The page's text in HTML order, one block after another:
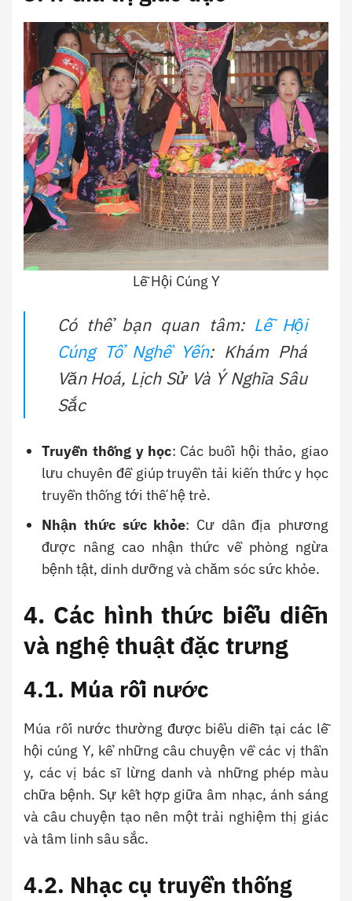
Lễ Hội Cúng Y
Có thể bạn quan tâm: Lễ Hội
Cúng Tổ Nghề Yến: Khám Phá
Văn Hoá, Lịch Sử Và Ý Nghĩa Sâu
Sắc
Truyền thống y học: Các buổi hội thảo, giao
lưu chuyên đề giúp truyền tải kiến thức y học
truyền thống tới thế hệ trẻ.
Nhận thức sức khỏe: Cư dân địa phương
được nâng cao nhận thức về phòng ngừa
bệnh tật, dinh dưỡng và chăm sóc sức khỏe.
4. Các hình thức biểu diễn
và nghệ thuật đặc trưng
4.1. Múa rối nước
Múa rối nước thường được biểu diễn tại các lễ
hội cúng Y, kể những câu chuyện về các vị thần
y, các vị bác sĩ lừng danh và những phép màu
chữa bệnh. Sự kết hợp giữa âm nhạc, ánh sáng
và câu chuyện tạo nên một trải nghiệm thị giác
và tâm linh sâu sắc.
4.2. Nhạc cụ truyền thống